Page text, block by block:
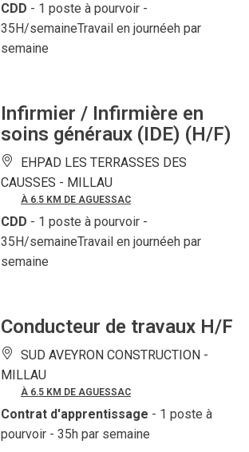
CDD - 1 poste à pourvoir -
35H/semaineTravail en journéeh par
semaine
Infirmier / Infirmière en
soins généraux (IDE) (H/F)
EHPAD LES TERRASSES DES
CAUSSES - MILLAU
À 6.5 KM DE AGUESSAC
CDD - 1 poste à pourvoir -
35H/semaineTravail en journéeh par
semaine
Conducteur de travaux H/F
SUD AVEYRON CONSTRUCTION -
MILLAU
À 6.5 KM DE AGUESSAC
Contrat d'apprentissage - 1 poste à
pourvoir - 35h par semaine